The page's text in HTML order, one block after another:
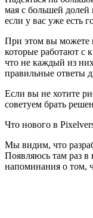
мая с большей долей
если у вас уже есть
При этом вы можете
которые работают с
что не каждый из
правильные ответы
Если вы не хотите
советуем брать
Что нового в
Мы видим, что
Появляюсь там раз в
напоминания о том,